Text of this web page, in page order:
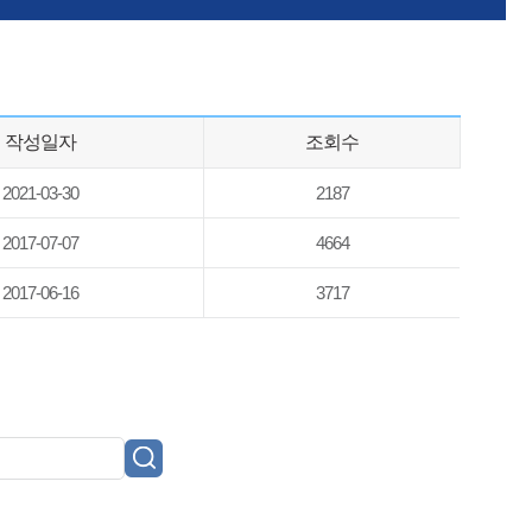
작성일자 조회수
2021-03-30 2187
2017-07-07 4664
2017-06-16 3717